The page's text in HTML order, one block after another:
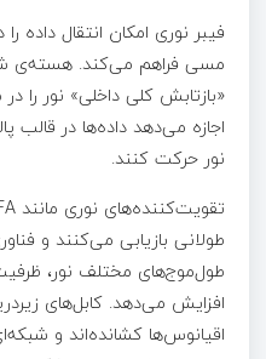
فیبر نوری امکان انتقال داده
مسی فراهم می‌کند. هسته‌ی
«بازتابش کلی داخلی» نور را
اجازه می‌دهد داده‌ها در قالب
نور حرکت کنند.
طول‌موج‌های مختلف نور،
افزایش می‌دهد. کابل‌های
اقیانوس‌ها کشانده‌اند و